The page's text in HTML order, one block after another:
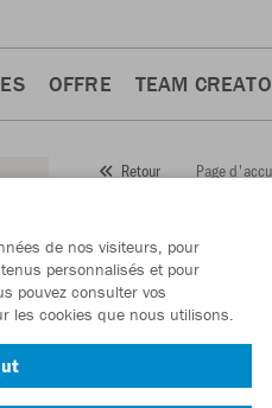
OFFRE TEAM
Retour Page
Numéro d’article:
En tant que membre
Devenir
de nos visiteurs, pour
personnalisés et pour
pouvez consulter vos
les cookies que nous utilisons.